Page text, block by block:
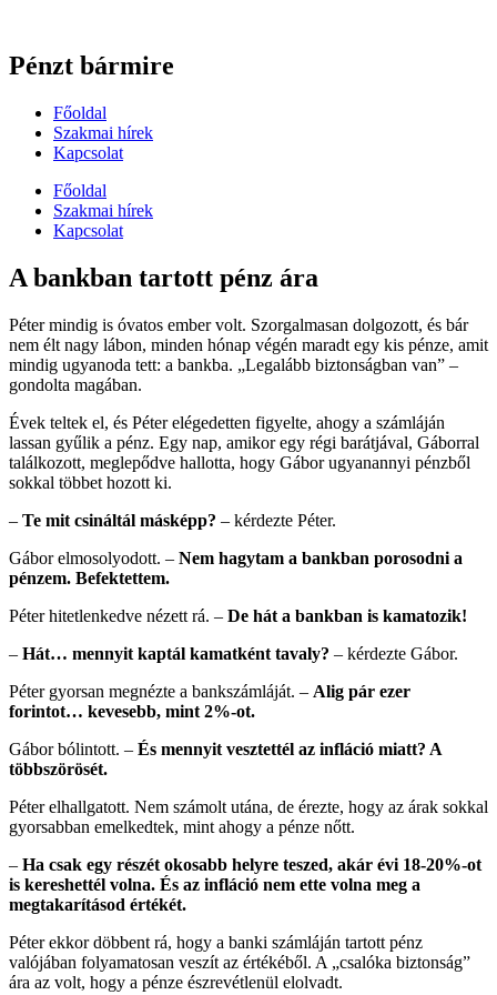
Pénzt bármire
Főoldal
Szakmai hírek
Kapcsolat
Főoldal
Szakmai hírek
Kapcsolat
A bankban tartott pénz ára
Péter mindig is óvatos ember volt. Szorgalmasan dolgozott, és bár
nem élt nagy lábon, minden hónap végén maradt egy kis pénze, amit
mindig ugyanoda tett: a bankba. „Legalább biztonságban van” –
gondolta magában.
Évek teltek el, és Péter elégedetten figyelte, ahogy a számláján
lassan gyűlik a pénz. Egy nap, amikor egy régi barátjával, Gáborral
találkozott, meglepődve hallotta, hogy Gábor ugyanannyi pénzből
sokkal többet hozott ki.
– Te mit csináltál másképp? – kérdezte Péter.
Gábor elmosolyodott. – Nem hagytam a bankban porosodni a
pénzem. Befektettem.
Péter hitetlenkedve nézett rá. – De hát a bankban is kamatozik!
– Hát… mennyit kaptál kamatként tavaly? – kérdezte Gábor.
Péter gyorsan megnézte a bankszámláját. – Alig pár ezer
forintot… kevesebb, mint 2%-ot.
Gábor bólintott. – És mennyit vesztettél az infláció miatt? A
többszörösét.
Péter elhallgatott. Nem számolt utána, de érezte, hogy az árak sokkal
gyorsabban emelkedtek, mint ahogy a pénze nőtt.
– Ha csak egy részét okosabb helyre teszed, akár évi 18-20%-ot
is kereshettél volna. És az infláció nem ette volna meg a
megtakarításod értékét.
Péter ekkor döbbent rá, hogy a banki számláján tartott pénz
valójában folyamatosan veszít az értékéből. A „csalóka biztonság”
ára az volt, hogy a pénze észrevétlenül elolvadt.